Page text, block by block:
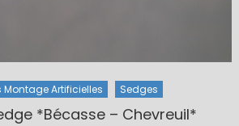
Montage Artificielles Sedges
*Bécasse – Chevreuil*